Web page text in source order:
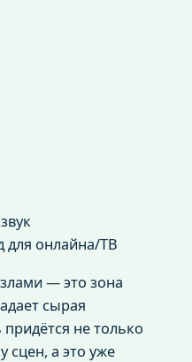
для онлайна/ТВ
— это зона
сырая
не только
сцен, а это уже